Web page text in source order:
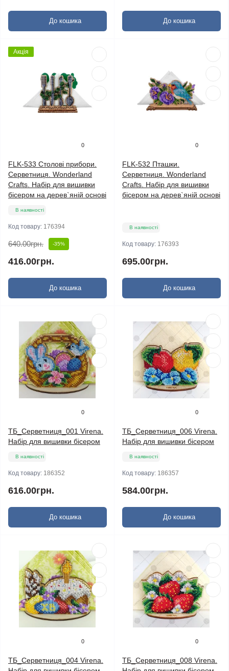
До кошика До кошика
Акція
0
FLK-533 Столові прибори.
Серветниця. Wonderland
Crafts. Набір для вишивки
бісером на дерев`яній основі
В наявності
Код товару: 176394
640.00грн. -35%
416.00грн.
До кошика
0
FLK-532 Пташки.
Серветниця. Wonderland
Crafts. Набір для вишивки
бісером на дерев`яній основі
В наявності
Код товару: 176393
695.00грн.
До кошика
0
ТБ_Серветниця_001 Virena.
Набір для вишивки бісером
В наявності
Код товару: 186352
616.00грн.
До кошика
0
ТБ_Серветниця_006 Virena.
Набір для вишивки бісером
В наявності
Код товару: 186357
584.00грн.
До кошика
0
ТБ_Серветниця_004 Virena.
0
ТБ_Серветниця_008 Virena.